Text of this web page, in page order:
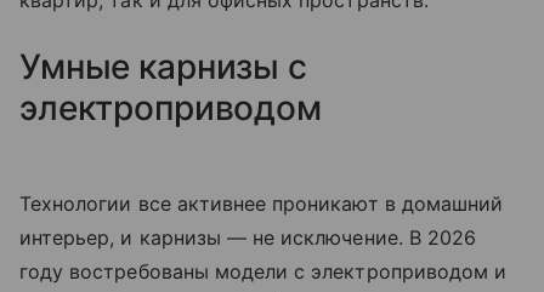
Умные карнизы с
электроприводом
Технологии все активнее проникают в домашний
интерьер, и карнизы — не исключение. В 2026
году востребованы модели с электроприводом и